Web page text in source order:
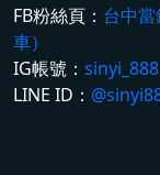
FB粉絲頁： 台中
車）
IG帳號： sinyi_888
LINE ID：